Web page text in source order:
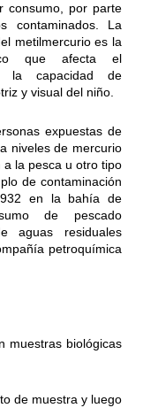
consumo, por parte
contaminados. La
metilmercurio es la
que afecta el
la capacidad de
y visual del niño.
expuestas de
niveles de mercurio
la pesca u otro tipo
de contaminación
en la bahía de
de pescado
aguas residuales
petroquímica
muestras biológicas
de muestra y luego